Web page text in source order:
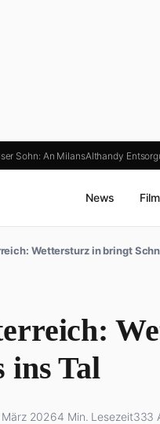
Sohn: An MilansAlthandy
News
Wettersturz in bringt
ins Tal
März 20264 Min. Lesezeit333